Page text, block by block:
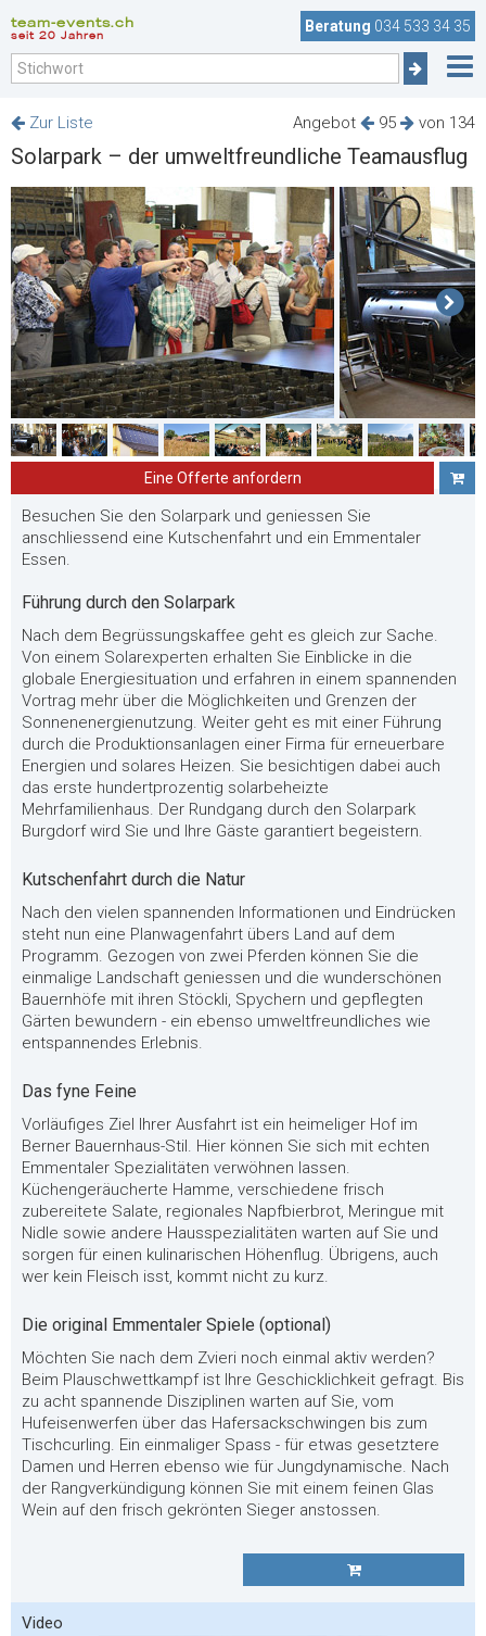
team-events.ch
seit 20 Jahren
Beratung 034 533 34 35
Angebot 95 von 134
Zur Liste
Solarpark – der umweltfreundliche Teamausflug
Eine Offerte anfordern
Besuchen Sie den Solarpark und geniessen Sie
anschliessend eine Kutschenfahrt und ein Emmentaler
Essen.
Führung durch den Solarpark
Nach dem Begrüssungskaffee geht es gleich zur Sache.
Von einem Solarexperten erhalten Sie Einblicke in die
globale Energiesituation und erfahren in einem spannenden
Vortrag mehr über die Möglichkeiten und Grenzen der
Sonnenenergienutzung. Weiter geht es mit einer Führung
durch die Produktionsanlagen einer Firma für erneuerbare
Energien und solares Heizen. Sie besichtigen dabei auch
das erste hundertprozentig solarbeheizte
Mehrfamilienhaus. Der Rundgang durch den Solarpark
Burgdorf wird Sie und Ihre Gäste garantiert begeistern.
Kutschenfahrt durch die Natur
Nach den vielen spannenden Informationen und Eindrücken
steht nun eine Planwagenfahrt übers Land auf dem
Programm. Gezogen von zwei Pferden können Sie die
einmalige Landschaft geniessen und die wunderschönen
Bauernhöfe mit ihren Stöckli, Spychern und gepflegten
Gärten bewundern - ein ebenso umweltfreundliches wie
entspannendes Erlebnis.
Das fyne Feine
Vorläufiges Ziel Ihrer Ausfahrt ist ein heimeliger Hof im
Berner Bauernhaus-Stil. Hier können Sie sich mit echten
Emmentaler Spezialitäten verwöhnen lassen.
Küchengeräucherte Hamme, verschiedene frisch
zubereitete Salate, regionales Napfbierbrot, Meringue mit
Nidle sowie andere Hausspezialitäten warten auf Sie und
sorgen für einen kulinarischen Höhenflug. Übrigens, auch
wer kein Fleisch isst, kommt nicht zu kurz.
Die original Emmentaler Spiele (optional)
Möchten Sie nach dem Zvieri noch einmal aktiv werden?
Beim Plauschwettkampf ist Ihre Geschicklichkeit gefragt. Bis
zu acht spannende Disziplinen warten auf Sie, vom
Hufeisenwerfen über das Hafersackschwingen bis zum
Tischcurling. Ein einmaliger Spass - für etwas gesetztere
Damen und Herren ebenso wie für Jungdynamische. Nach
der Rangverkündigung können Sie mit einem feinen Glas
Wein auf den frisch gekrönten Sieger anstossen.
Video